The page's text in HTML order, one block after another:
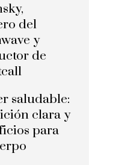
del
y
de
saludable:
clara y
para